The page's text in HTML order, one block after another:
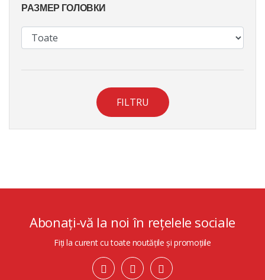
РАЗМЕР ГОЛОВКИ
FILTRU
Abonați-vă la noi în rețelele sociale
Fiți la curent cu toate noutățile și promoțiile